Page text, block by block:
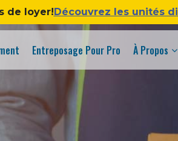
de loyer!Découvrez les unités
Entreposage Pour Pro À Propos